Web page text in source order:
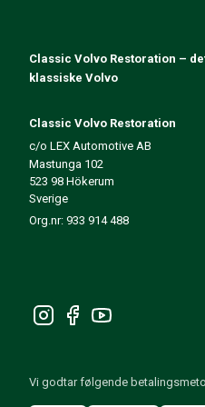
140/164 Forvogn
140/164 Drivstoff-/
140/164 Interiør
140/164 Kraftoverføring/
Øvrig 140/164
Dekk/Felg/Navkapsler 140/164
Reservedeler til 240/260
240/260 Bremsesystem
Interiør 240/260
240/260 Karosseri
Classic Volvo Restoration –
klassiske Volvo
Classic Volvo Restoration
c/o LEX Automotive AB
Mastunga 102
523 98 Hökerum
Sverige
Org.nr: 933 914 488
Vi godtar følgende